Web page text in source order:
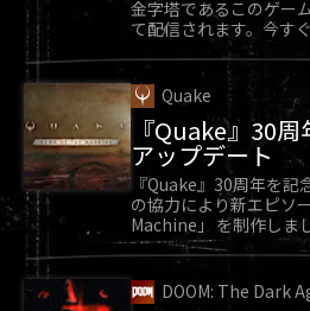
金字塔であるこのゲー
て配信されます。今す
Quake
『Quake』30
アップデート
『Quake』30周年を
の協力により新エピソ
Machine」 を制作しま
『Quake』向け無料ア
中です。
DOOM: The Dark